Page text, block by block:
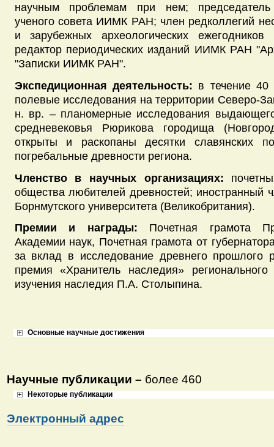
научным проблемам при нем; председатель
ученого совета ИИМК РАН; член редколлегий
и зарубежных археологических
редактор периодических изданий ИИМК РАН
"Записки ИИМК РАН".
Экспедиционная деятельность: в течение 40
полевые исследования на территории Северо-
н. вр. – планомерные исследования
средневековья Рюрикова городища
открыты и раскопаны десятки славянских
погребальные древности региона.
Членство в научных организациях:
общества любителей древностей; иностранный
Борнмутского университета (Великобритания).
Премии и награды: Почетная грамота
Академии наук, Почетная грамота от
за вклад в исследование древнего прошлого
премия «Хранитель наследия»
изучения наследия П.А. Столыпина.
Основные научные достижения
Научные публикации – более 460
Некоторые публикации
Электронный адрес